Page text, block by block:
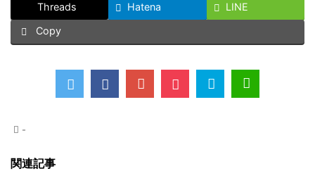
Threads
Hatena
LINE
Copy
-
関連記事